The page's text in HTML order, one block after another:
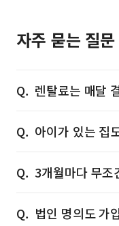
자주 묻는 질문
렌탈료는 매달
아이가 있는 집
3개월마다 무조
법인 명의도 가